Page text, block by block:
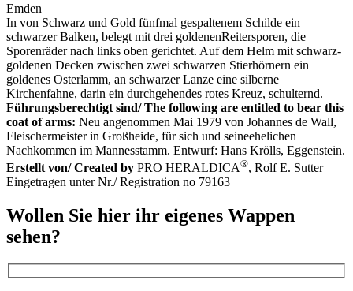
Emden
In von Schwarz und Gold fünfmal gespaltenem Schilde ein
schwarzer Balken, belegt mit drei goldenenReitersporen, die
Sporenräder nach links oben gerichtet. Auf dem Helm mit schwarz-
goldenen Decken zwischen zwei schwarzen Stierhörnern ein
goldenes Osterlamm, an schwarzer Lanze eine silberne
Kirchenfahne, darin ein durchgehendes rotes Kreuz, schulternd.
Führungsberechtigt sind/ The following are entitled to bear this
coat of arms: Neu angenommen Mai 1979 von Johannes de Wall,
Fleischermeister in Großheide, für sich und seineehelichen
Nachkommen im Mannesstamm. Entwurf: Hans Krölls, Eggenstein.
Erstellt von/ Created by PRO HERALDICA®, Rolf E. Sutter
Eingetragen unter Nr./ Registration no 79163
Wollen Sie hier ihr eigenes Wappen
sehen?